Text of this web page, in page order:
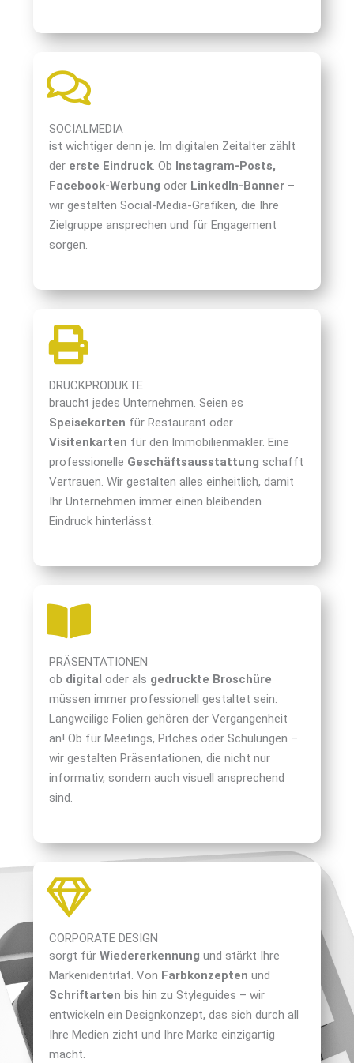
SOCIALMEDIA
ist wichtiger denn je. Im digitalen Zeitalter zählt
der erste Eindruck. Ob Instagram-Posts,
Facebook-Werbung oder LinkedIn-Banner –
wir gestalten Social-Media-Grafiken, die Ihre
Zielgruppe ansprechen und für Engagement
sorgen.
DRUCKPRODUKTE
braucht jedes Unternehmen. Seien es
Speisekarten für Restaurant oder
Visitenkarten für den Immobilienmakler. Eine
professionelle Geschäftsausstattung schafft
Vertrauen. Wir gestalten alles einheitlich, damit
Ihr Unternehmen immer einen bleibenden
Eindruck hinterlässt.
PRÄSENTATIONEN
ob digital oder als gedruckte Broschüre
müssen immer professionell gestaltet sein.
Langweilige Folien gehören der Vergangenheit
an! Ob für Meetings, Pitches oder Schulungen –
wir gestalten Präsentationen, die nicht nur
informativ, sondern auch visuell ansprechend
sind.
CORPORATE DESIGN
sorgt für Wiedererkennung und stärkt Ihre
Markenidentität. Von Farbkonzepten und
Schriftarten bis hin zu Styleguides – wir
entwickeln ein Designkonzept, das sich durch all
Ihre Medien zieht und Ihre Marke einzigartig
macht.